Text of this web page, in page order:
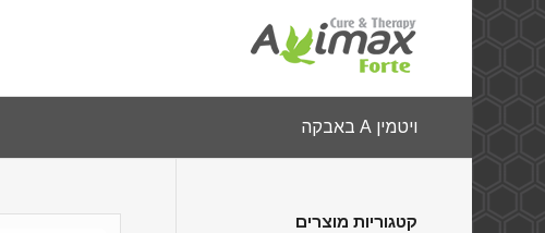
ויטמין A באבקה
קטגוריות מוצרים